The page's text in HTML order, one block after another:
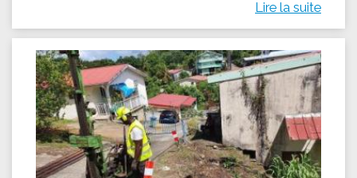
Lire la suite